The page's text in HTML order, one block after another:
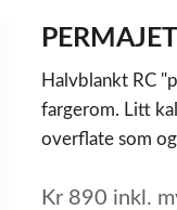
Halvblankt RC
fargerom. Litt
overflate som
Kr 890 inkl.